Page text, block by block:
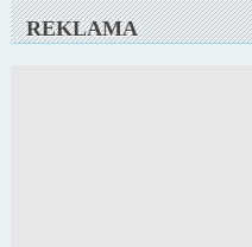
REKLAMA